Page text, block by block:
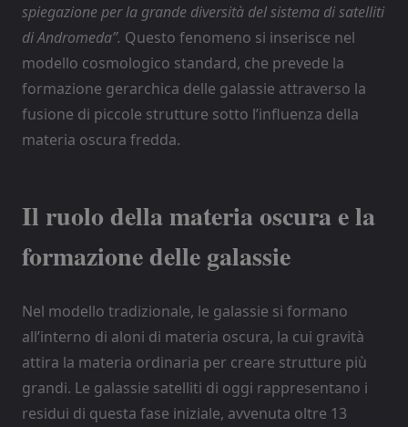
spiegazione per la grande diversità del sistema di satelliti
di Andromeda”. Questo fenomeno si inserisce nel
modello cosmologico standard, che prevede la
formazione gerarchica delle galassie attraverso la
fusione di piccole strutture sotto l’influenza della
materia oscura fredda.
Il ruolo della materia oscura e la
formazione delle galassie
Nel modello tradizionale, le galassie si formano
all’interno di aloni di materia oscura, la cui gravità
attira la materia ordinaria per creare strutture più
grandi. Le galassie satelliti di oggi rappresentano i
residui di questa fase iniziale, avvenuta oltre 13